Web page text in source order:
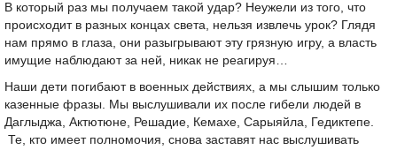
В который раз мы получаем такой удар? Неужели из того, что
происходит в разных концах света, нельзя извлечь урок? Глядя
нам прямо в глаза, они разыгрывают эту грязную игру, а власть
имущие наблюдают за ней, никак не реагируя…
Наши дети погибают в военных действиях, а мы слышим только
казенные фразы. Мы выслушивали их после гибели людей в
Даглыджа, Актютюне, Решадие, Кемахе, Сарыяйла, Гедиктепе.
Те, кто имеет полномочия, снова заставят нас выслушивать